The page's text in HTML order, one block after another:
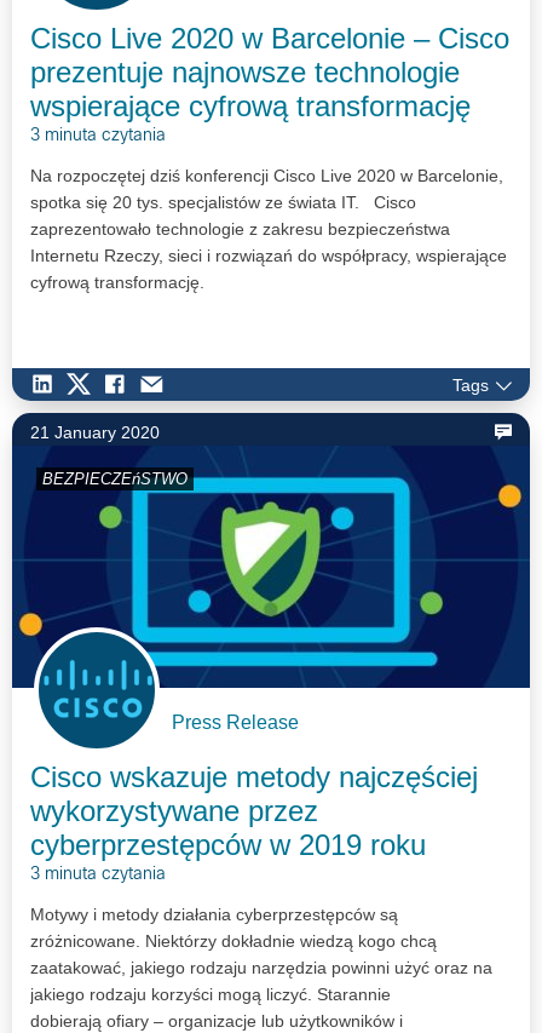
Cisco Live 2020 w Barcelonie – Cisco
prezentuje najnowsze technologie
wspierające cyfrową transformację
3 minuta czytania
Na rozpoczętej dziś konferencji Cisco Live 2020 w Barcelonie,
spotka się 20 tys. specjalistów ze świata IT. Cisco
zaprezentowało technologie z zakresu bezpieczeństwa
Internetu Rzeczy, sieci i rozwiązań do współpracy, wspierające
cyfrową transformację.
Tags
21 January 2020
BEZPIECZEńSTWO
Press Release
Cisco wskazuje metody najczęściej
wykorzystywane przez
cyberprzestępców w 2019 roku
3 minuta czytania
Motywy i metody działania cyberprzestępców są
zróżnicowane. Niektórzy dokładnie wiedzą kogo chcą
zaatakować, jakiego rodzaju narzędzia powinni użyć oraz na
jakiego rodzaju korzyści mogą liczyć. Starannie
dobierają ofiary – organizacje lub użytkowników i